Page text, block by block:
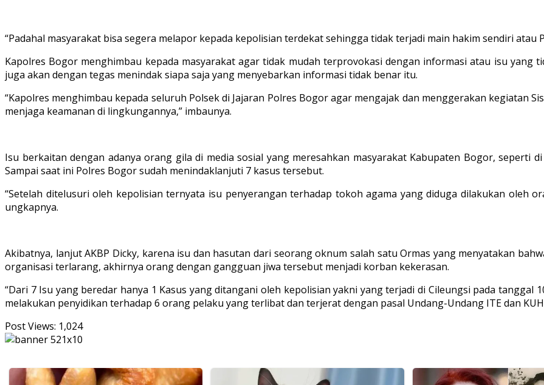
“Padahal masyarakat bisa segera melapor kepada kepolisian terdekat sehingga tidak terjadi main hakim sendiri atau
Kapolres Bogor menghimbau kepada masyarakat agar tidak mudah terprovokasi dengan informasi atau isu yang
juga akan dengan tegas menindak siapa saja yang menyebarkan informasi tidak benar itu.
“Kapolres menghimbau kepada seluruh Polsek di Jajaran Polres Bogor agar mengajak dan menggerakan kegiatan
menjaga keamanan di lingkungannya,” imbaunya.
Isu berkaitan dengan adanya orang gila di media sosial yang meresahkan masyarakat Kabupaten Bogor, seperti
Sampai saat ini Polres Bogor sudah menindaklanjuti 7 kasus tersebut.
“Setelah ditelusuri oleh kepolisian ternyata isu penyerangan terhadap tokoh agama yang diduga dilakukan oleh
ungkapnya.
Akibatnya, lanjut AKBP Dicky, karena isu dan hasutan dari seorang oknum salah satu Ormas yang menyatakan
organisasi terlarang, akhirnya orang dengan gangguan jiwa tersebut menjadi korban kekerasan.
“Dari 7 Isu yang beredar hanya 1 Kasus yang ditangani oleh kepolisian yakni yang terjadi di Cileungsi pada tanggal
melakukan penyidikan terhadap 6 orang pelaku yang terlibat dan terjerat dengan pasal Undang-Undang ITE dan
Post Views: 1,024